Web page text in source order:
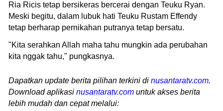
Ria Ricis tetap bersikeras bercerai dengan Teuku Ryan.
Meski begitu, dalam lubuk hati Teuku Rustam Effendy
tetap berharap pernikahan putranya tetap bersatu.
"Kita serahkan Allah maha tahu mungkin ada perubahan
kita nggak tahu," pungkasnya.
Dapatkan update berita pilihan terkini di nusantaratv.com.
Download aplikasi nusantaratv.com untuk akses berita
lebih mudah dan cepat melalui: